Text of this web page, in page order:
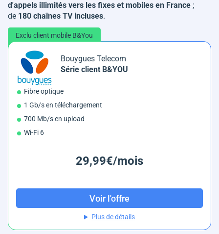
d'appels illimités vers les fixes et mobiles en France ;
de 180 chaînes TV incluses.
Exclu client mobile B&You
Bouygues Telecom
Série client B&YOU
Fibre optique
1 Gb/s en téléchargement
700 Mb/s en upload
Wi-Fi 6
29,99€/mois
Voir l'offre
Plus de détails